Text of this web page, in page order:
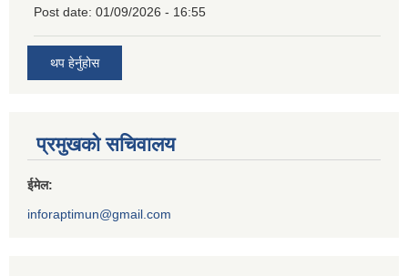
Post date: 01/09/2026 - 16:55
थप हेर्नुहोस
प्रमुखको सचिवालय
ईमेल:
inforaptimun@gmail.com